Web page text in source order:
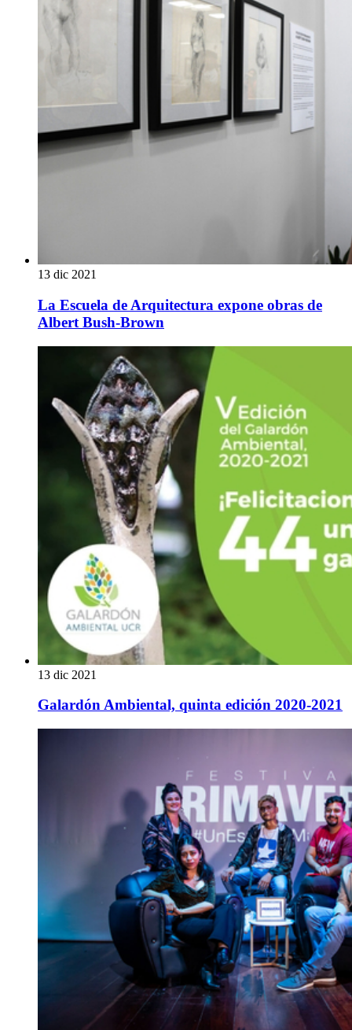
13 dic 2021
La Escuela de Arquitectura expone obras de
Albert Bush-Brown
13 dic 2021
Galardón Ambiental, quinta edición 2020-2021